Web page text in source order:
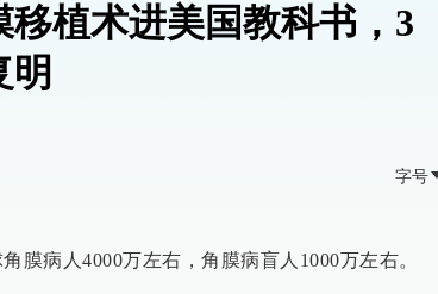
植术进美国教科书，3
明
字号
膜病人4000万左右，角膜病盲人1000万左右。